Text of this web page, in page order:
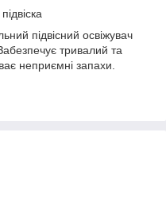
підвісний освіжувач
тривалий та
неприємні запахи.